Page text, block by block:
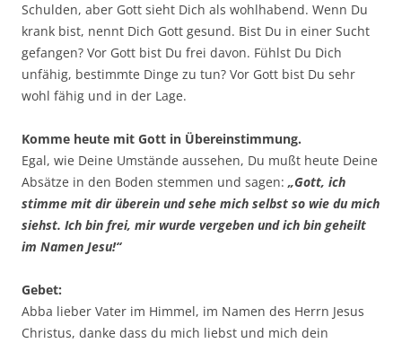
Schulden, aber Gott sieht Dich als wohlhabend. Wenn Du
krank bist, nennt Dich Gott gesund. Bist Du in einer Sucht
gefangen? Vor Gott bist Du frei davon. Fühlst Du Dich
unfähig, bestimmte Dinge zu tun? Vor Gott bist Du sehr
wohl fähig und in der Lage.
Komme heute mit Gott in Übereinstimmung.
Egal, wie Deine Umstände aussehen, Du mußt heute Deine
Absätze in den Boden stemmen und sagen: „Gott, ich
stimme mit dir überein und sehe mich selbst so wie du mich
siehst. Ich bin frei, mir wurde vergeben und ich bin geheilt
im Namen Jesu!“
Gebet:
Abba lieber Vater im Himmel, im Namen des Herrn Jesus
Christus, danke dass du mich liebst und mich dein